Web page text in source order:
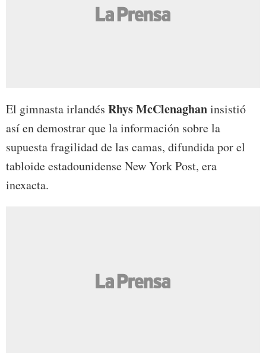
El gimnasta irlandés Rhys McClenaghaninsistió
así en demostrar que la información sobre la
supuesta fragilidad de las camas, difundida por el
tabloide estadounidense New York Post, era
inexacta.